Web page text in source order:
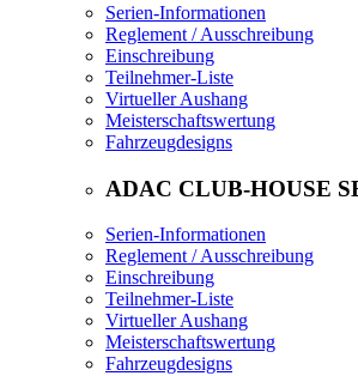
Serien-Informationen
Reglement / Ausschreibung
Einschreibung
Teilnehmer-Liste
Virtueller Aushang
Meisterschaftswertung
Fahrzeugdesigns
ADAC CLUB-HOUSE
Serien-Informationen
Reglement / Ausschreibung
Einschreibung
Teilnehmer-Liste
Virtueller Aushang
Meisterschaftswertung
Fahrzeugdesigns